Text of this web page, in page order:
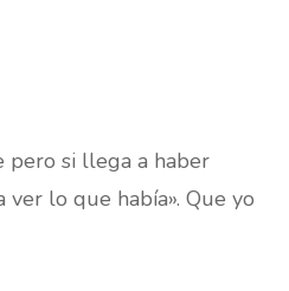
pero si llega a haber
lo que había». Que yo